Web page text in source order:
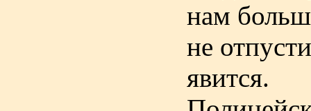
нам
не
явится.